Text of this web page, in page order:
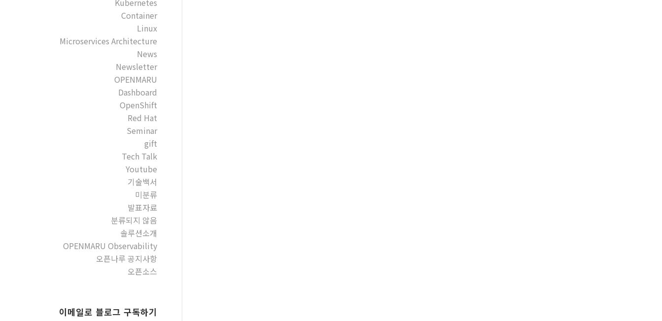
Kubernetes
Container
Linux
Microservices Architecture
News
Newsletter
OPENMARU
Dashboard
OpenShift
Red Hat
Seminar
gift
Tech Talk
Youtube
기술백서
미분류
발표자료
분류되지 않음
솔루션소개
OPENMARU Observability
오픈나루 공지사항
오픈소스
이메일로 블로그 구독하기